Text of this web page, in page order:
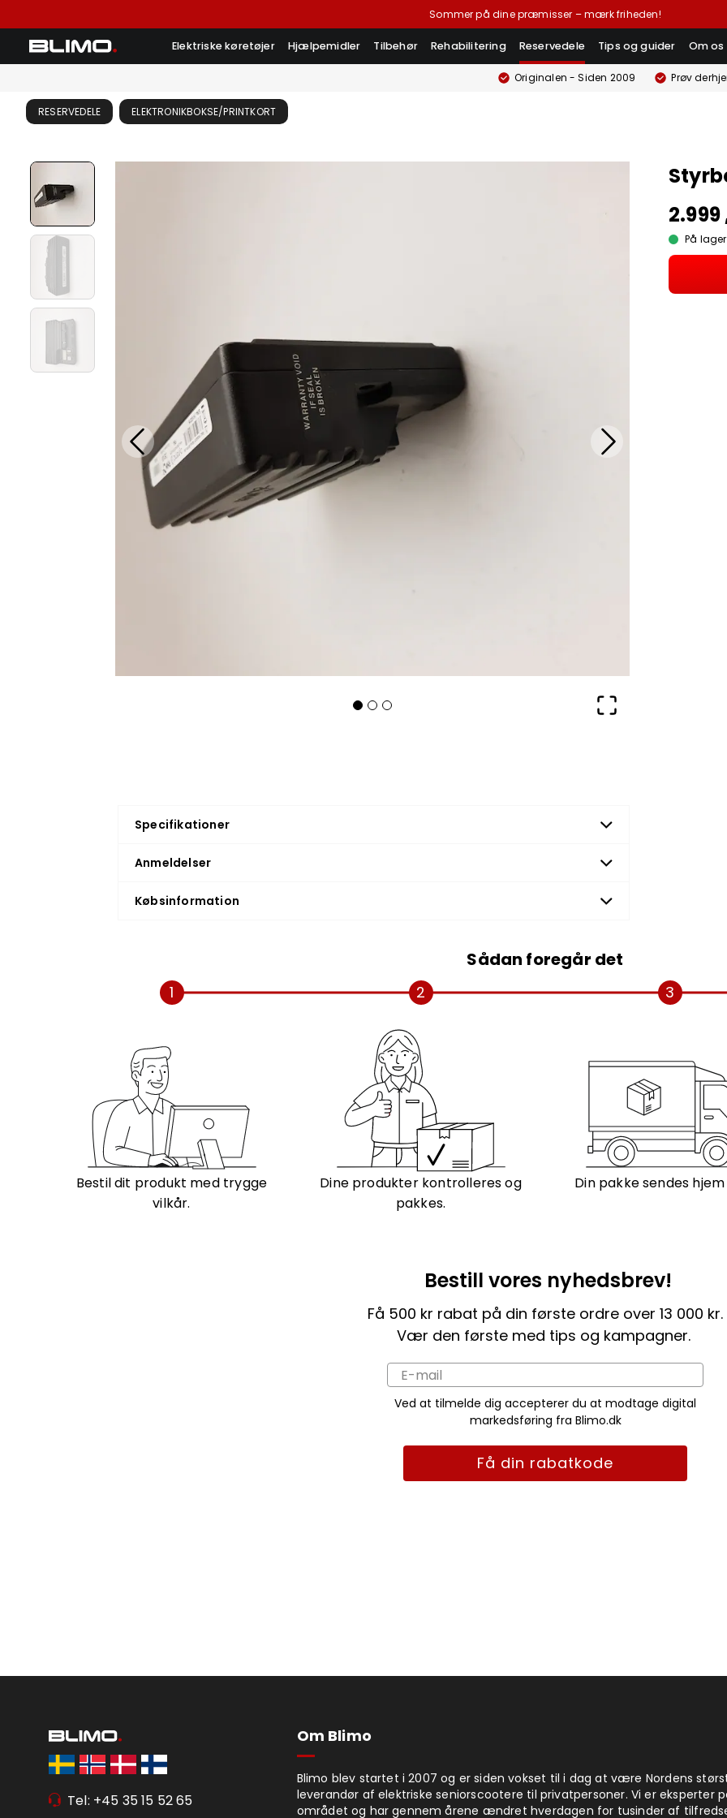
Sommer på dine præmisser – mærk friheden!
Elektriske køretøjer Hjælpemidler Tilbehør Rehabilitering Reservedele Tips og guider Om os
Originalen - Siden 2009 Prøv
RESERVEDELE ELEKTRONIKBOKSE/PRINTKORT
På lager
Specifikationer
Anmeldelser
Købsinformation
Sådan foregår det
1
Bestil dit produkt med trygge
vilkår.
2
Dine produkter kontrolleres og
pakkes.
3
Din pakke sendes
Bestill vores nyhedsbrev!
Få 500 kr rabat på din første ordre over 13 000 kr.
Vær den første med tips og kampagner.
Ved at tilmelde dig accepterer du at modtage digital
markedsføring fra Blimo.dk
Få din rabatkode
Tel: +45 35 15 52 65
Om Blimo
Blimo blev startet i 2007 og er siden vokset til i dag at være Nordens
leverandør af elektriske seniorscootere til privatpersoner. Vi er eksperter
området og har gennem årene ændret hverdagen for tusinder af